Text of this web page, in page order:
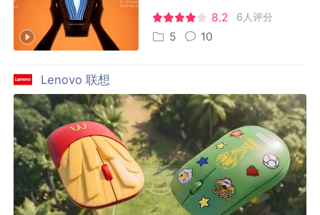
8.2 6人评分
5 10
Lenovo 联想